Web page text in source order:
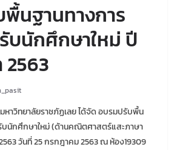
นฐานทางการ
บนักศึกษาใหม่ ปี
2563
หาวิทยาลัยราชภัฏเลย ได้จัด อบรมปรับพื้น
บนักศึกษาใหม่ (ด้านคณิตศาสตร์แสะภาษา
วันที่ 25 กรกฎาคม 2563 ณ ห้อง19309